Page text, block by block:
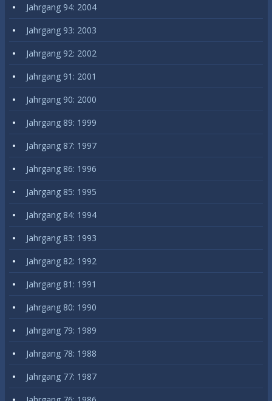
Jahrgang 94: 2004
Jahrgang 93: 2003
Jahrgang 92: 2002
Jahrgang 91: 2001
Jahrgang 90: 2000
Jahrgang 89: 1999
Jahrgang 87: 1997
Jahrgang 86: 1996
Jahrgang 85: 1995
Jahrgang 84: 1994
Jahrgang 83: 1993
Jahrgang 82: 1992
Jahrgang 81: 1991
Jahrgang 80: 1990
Jahrgang 79: 1989
Jahrgang 78: 1988
Jahrgang 77: 1987